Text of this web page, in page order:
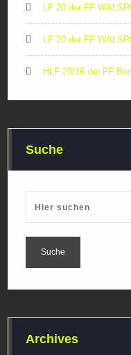
LF 20 der FF
LF 20 der FF
HLF 20/16 der FF
Suche
Archives